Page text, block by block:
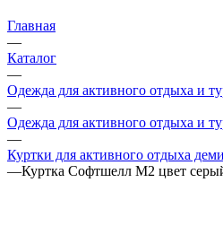
Главная
—
Каталог
—
Одежда для активного отдыха и
—
Одежда для активного отдыха и
—
Куртки для активного отдыха
—Куртка Софтшелл М2 цвет